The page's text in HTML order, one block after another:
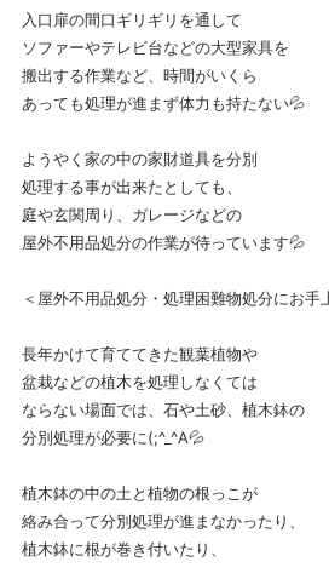
入口扉の間口ギリギリを通して
ソファーやテレビ台などの大型家具を
搬出する作業など、時間がいくら
あっても処理が進まず体力も持たない💦
ようやく家の中の家財道具を分別
処理する事が出来たとしても、
庭や玄関周り、ガレージなどの
屋外不用品処分の作業が待っています💦
＜屋外不用品処分・処理困難物処分にお手
長年かけて育ててきた観葉植物や
盆栽などの植木を処理しなくては
ならない場面では、石や土砂、植木鉢の
分別処理が必要に(;^_^A💦
植木鉢の中の土と植物の根っこが
絡み合って分別処理が進まなかったり、
植木鉢に根が巻き付いたり、